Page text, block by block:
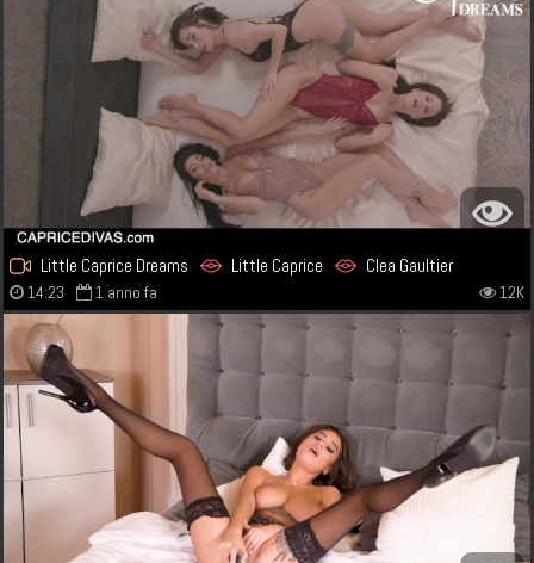
Little Caprice Dreams Little Caprice Clea Gaultier
14:23 1 anno fa 12K